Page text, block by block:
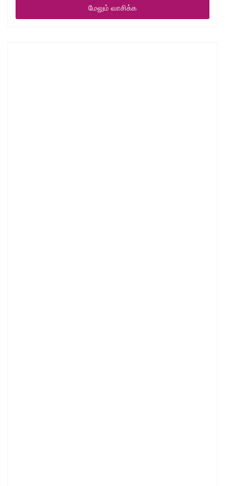
மேலும் வாசிக்க